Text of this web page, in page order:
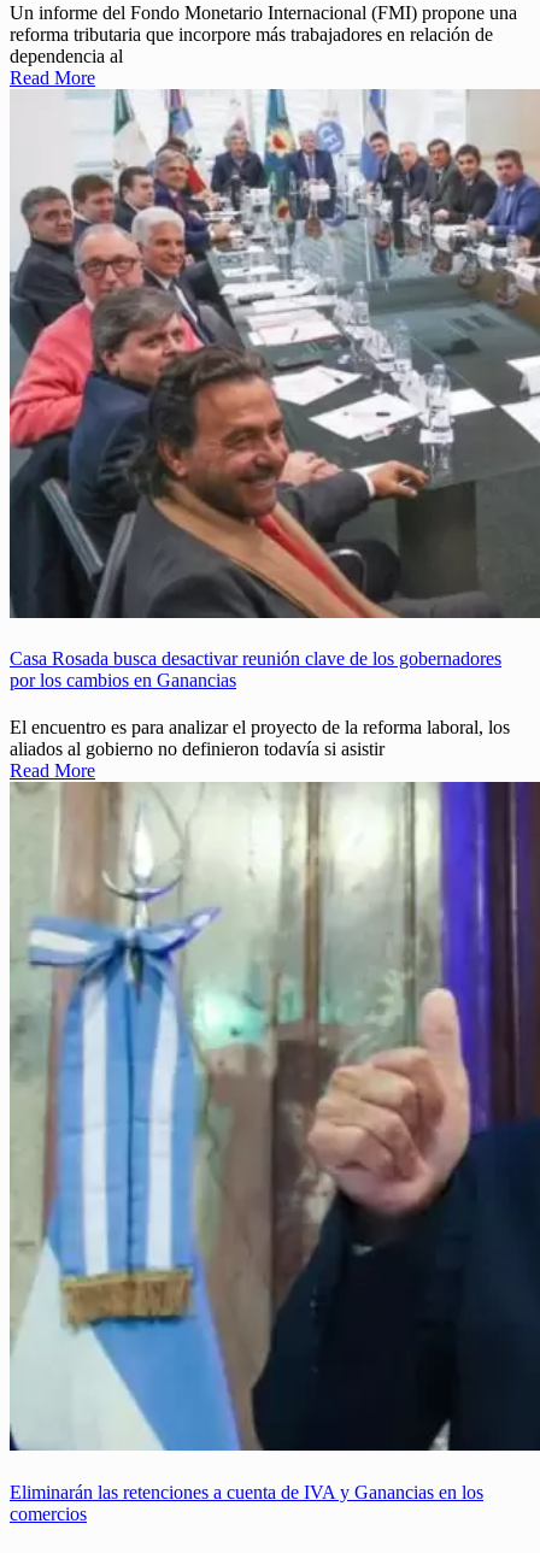
Un informe del Fondo Monetario Internacional (FMI) propone una
reforma tributaria que incorpore más trabajadores en relación de
dependencia al
Read More
Casa Rosada busca desactivar reunión clave de los gobernadores
por los cambios en Ganancias
El encuentro es para analizar el proyecto de la reforma laboral, los
aliados al gobierno no definieron todavía si asistir
Read More
Eliminarán las retenciones a cuenta de IVA y Ganancias en los
comercios